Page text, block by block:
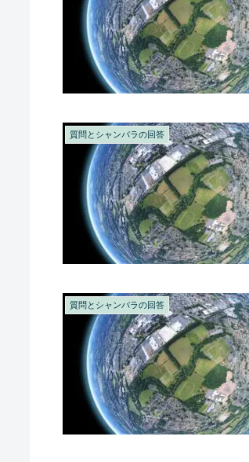
質問とシャンバラの回答
質問とシャンバラの回答